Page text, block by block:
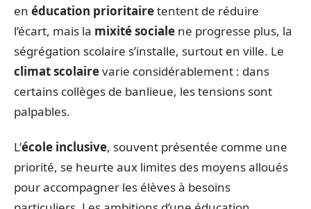
en éducation prioritairetentent de réduire
l’écart, mais la mixité sociale ne progresse plus, la
ségrégation scolaire s’installe, surtout en ville. Le
climat scolairevarie considérablement : dans
certains collèges de banlieue, les tensions sont
palpables.
L’école inclusive, souvent présentée comme une
priorité, se heurte aux limites des moyens alloués
pour accompagner les élèves à besoins